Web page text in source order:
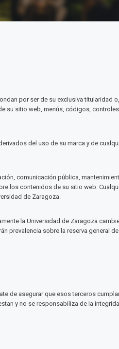
por ser de su exclusiva titularidad
su sitio web, menús, códigos,
del uso de su marca y de
comunicación pública,
los contenidos de su sitio web.
de Zaragoza.
la Universidad de Zaragoza
prevalencia sobre la reserva general
de asegurar que esos terceros
y no se responsabiliza de la